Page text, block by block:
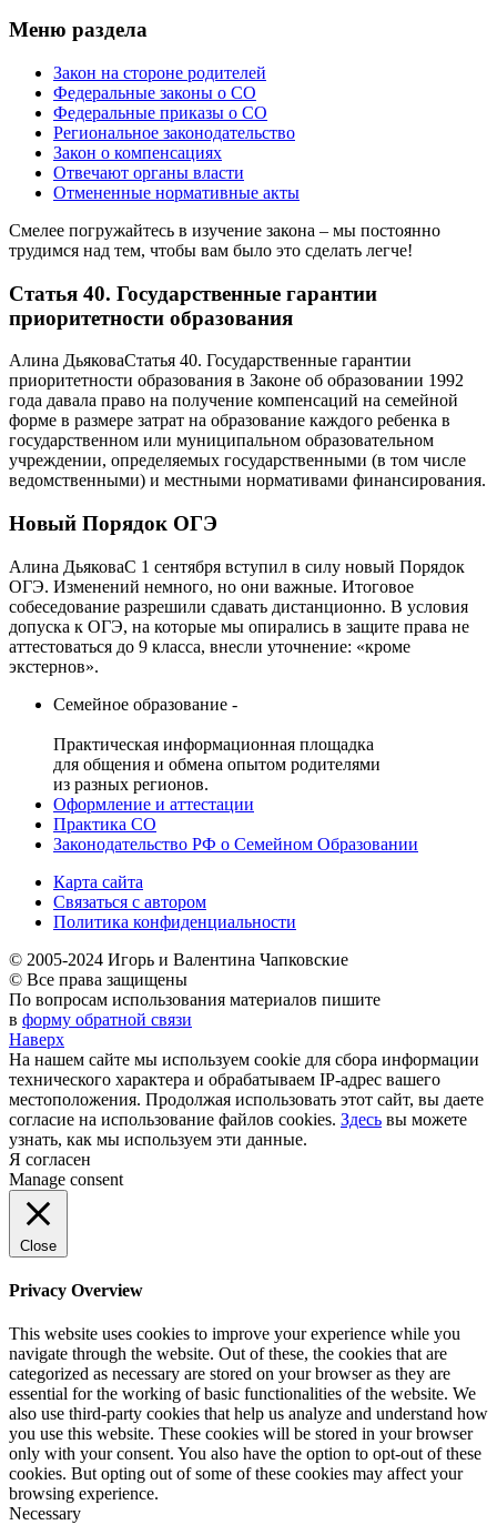
Меню раздела
Закон на стороне родителей
Федеральные законы о СО
Федеральные приказы о СО
Региональное законодательство
Закон о компенсациях
Отвечают органы власти
Отмененные нормативные акты
Смелее погружайтесь в изучение закона – мы постоянно
трудимся над тем, чтобы вам было это сделать легче!
Статья 40. Государственные гарантии
приоритетности образования
Алина ДьяковаСтатья 40. Государственные гарантии
приоритетности образования в Законе об образовании 1992
года давала право на получение компенсаций на семейной
форме в размере затрат на образование каждого ребенка в
государственном или муниципальном образовательном
учреждении, определяемых государственными (в том числе
ведомственными) и местными нормативами финансирования.
Новый Порядок ОГЭ
Алина ДьяковаС 1 сентября вступил в силу новый Порядок
ОГЭ. Изменений немного, но они важные. Итоговое
собеседование разрешили сдавать дистанционно. В условия
допуска к ОГЭ, на которые мы опирались в защите права не
аттестоваться до 9 класса, внесли уточнение: «кроме
экстернов».
Семейное образование -
Практическая информационная площадка
для общения и обмена опытом родителями
из разных регионов.
Оформление и аттестации
Практика СО
Законодательство РФ о Семейном Образовании
Карта сайта
Связаться с автором
Политика конфиденциальности
© 2005-2024 Игорь и Валентина Чапковские
© Все права защищены
По вопросам использования материалов пишите
в форму обратной связи
Наверх
На нашем сайте мы используем cookie для сбора информации
технического характера и обрабатываем IP-адрес вашего
местоположения. Продолжая использовать этот сайт, вы даете
согласие на использование файлов cookies. Здесь вы можете
узнать, как мы используем эти данные.
Я согласен
Manage consent
Close
Privacy Overview
This website uses cookies to improve your experience while you
navigate through the website. Out of these, the cookies that are
categorized as necessary are stored on your browser as they are
essential for the working of basic functionalities of the website. We
also use third-party cookies that help us analyze and understand how
you use this website. These cookies will be stored in your browser
only with your consent. You also have the option to opt-out of these
cookies. But opting out of some of these cookies may affect your
browsing experience.
Necessary